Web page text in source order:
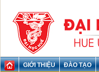
GIỚI THIỆU ĐÀO TẠO